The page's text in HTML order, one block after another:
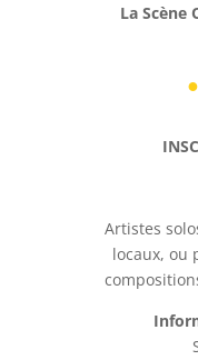
La Scène
●
Artistes
locaux, ou